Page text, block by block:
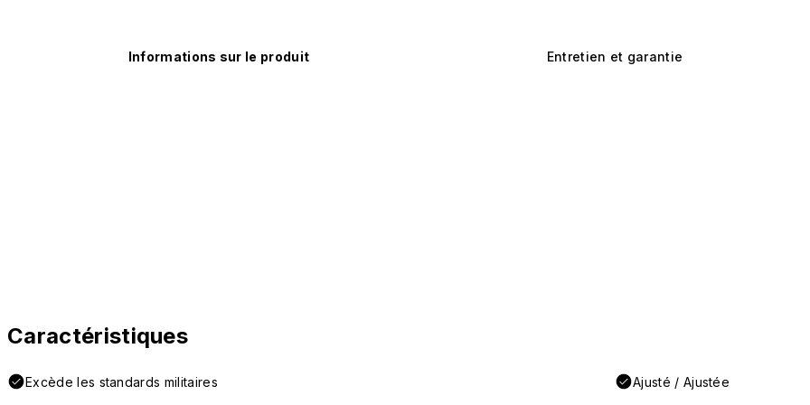
Informations sur le produit Entretien et garantie
Caractéristiques
Excède les standards militaires Ajusté / Ajustée